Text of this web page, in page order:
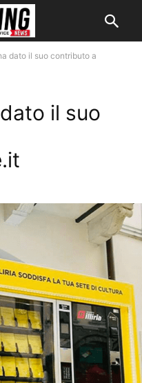
dato il suo contributo a
il suo